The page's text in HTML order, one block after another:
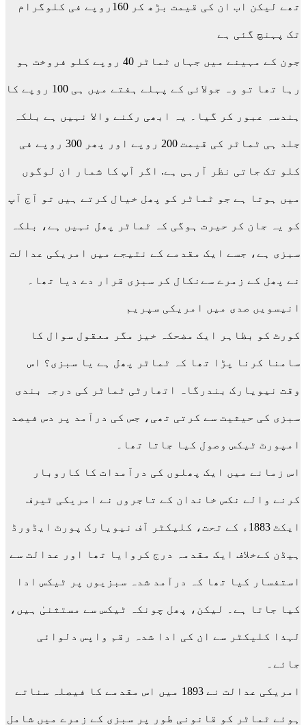
تھے لیکن اب ان کی قیمت بڑھ کر 160روپے فی کلوگرام
تک پہنچ گئی ہے
جون کے مہینے میں جہاں ٹماٹر 40 روپے کلو فروخت ہو
رہا تھا تو وہ جولائی کے پہلے ہفتے میں ہی 100 روپے کا
ہندسہ عبور کر گیا۔ یہ ابھی رکنے والا نہیں ہے بلکہ
جلد ہی ٹماٹر کی قیمت 200 روپے اور پھر 300 روپے فی
کلو تک جاتی نظر آرہی ہے. اگر آپ کا شمار ان لوگوں
میں ہوتا ہے جو ٹماٹر کو پھل خیال کرتے ہیں تو آج آپ
کو یہ جان کر حیرت ہوگی کہ ٹماٹر پھل نہیں ہے، بلکہ
سبزی ہے، جسے ایک مقدمے کے نتیجے میں امریکی عدالت
نے پھل کے زمرے سےنکال کر سبزی قرار دے دیا تھا۔
انیسویں صدی میں امریکی سپریم
کورٹ کو بظاہر ایک مضحکہ خیز مگر معقول سوال کا
سامنا کرنا پڑا تھا کہ ٹماٹر پھل ہے یا سبزی؟ اس
وقت نیویارک بندرگاہ اتھارٹی ٹماٹر کی درجہ بندی
سبزی کی حیثیت سے کرتی تھی، جس کی درآمد پر دس فیصد
امپورٹ ٹیکس وصول کیا جاتا تھا۔
اس زمانے میں ایک پھلوں کی درآمدات کا کاروبار
کرنے والے نکس خاندان کے تاجروں نے امریکی ٹیرف
ایکٹ 1883ء کے تحت، کلیکٹر آف نیویارک پورٹ ایڈورڈ
ہیڈن کےخلاف ایک مقدمہ درج کروایا تھا اور عدالت سے
استفسار کیا تھا کہ درآمد شدہ سبزیوں پر ٹیکس ادا
کیا جاتا ہے۔ لیکن، پھل چونکہ ٹیکس سے مستثنیٰ ہیں،
لہذا کلیکٹر سے ان کی ادا شدہ رقم واپس دلوائی
جائے۔
امریکی عدالت نے 1893 میں اس مقدمے کا فیصلہ سناتے
ہوئے ٹماٹر کو قانونی طور پر سبزی کے زمرے میں شامل